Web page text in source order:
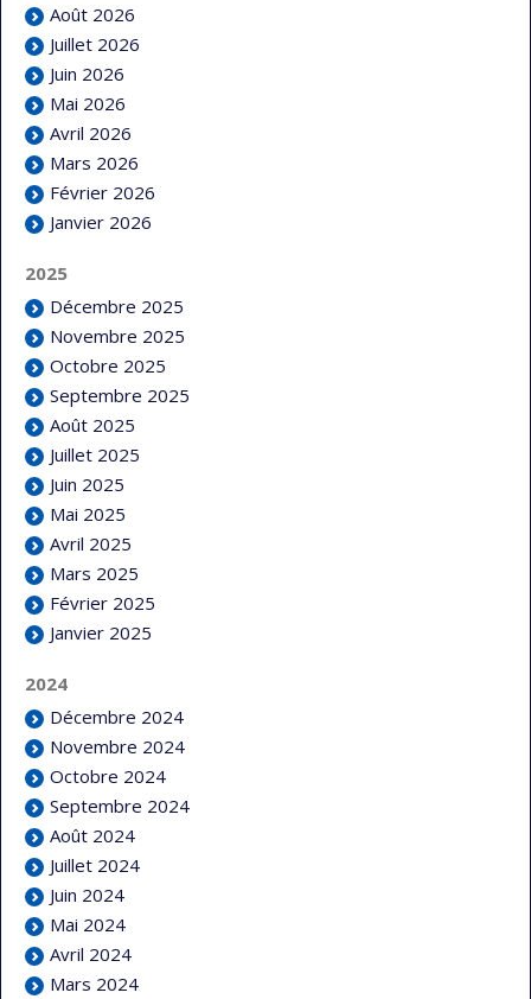
Août 2026
Juillet 2026
Juin 2026
Mai 2026
Avril 2026
Mars 2026
Février 2026
Janvier 2026
2025
Décembre 2025
Novembre 2025
Octobre 2025
Septembre 2025
Août 2025
Juillet 2025
Juin 2025
Mai 2025
Avril 2025
Mars 2025
Février 2025
Janvier 2025
2024
Décembre 2024
Novembre 2024
Octobre 2024
Septembre 2024
Août 2024
Juillet 2024
Juin 2024
Mai 2024
Avril 2024
Mars 2024